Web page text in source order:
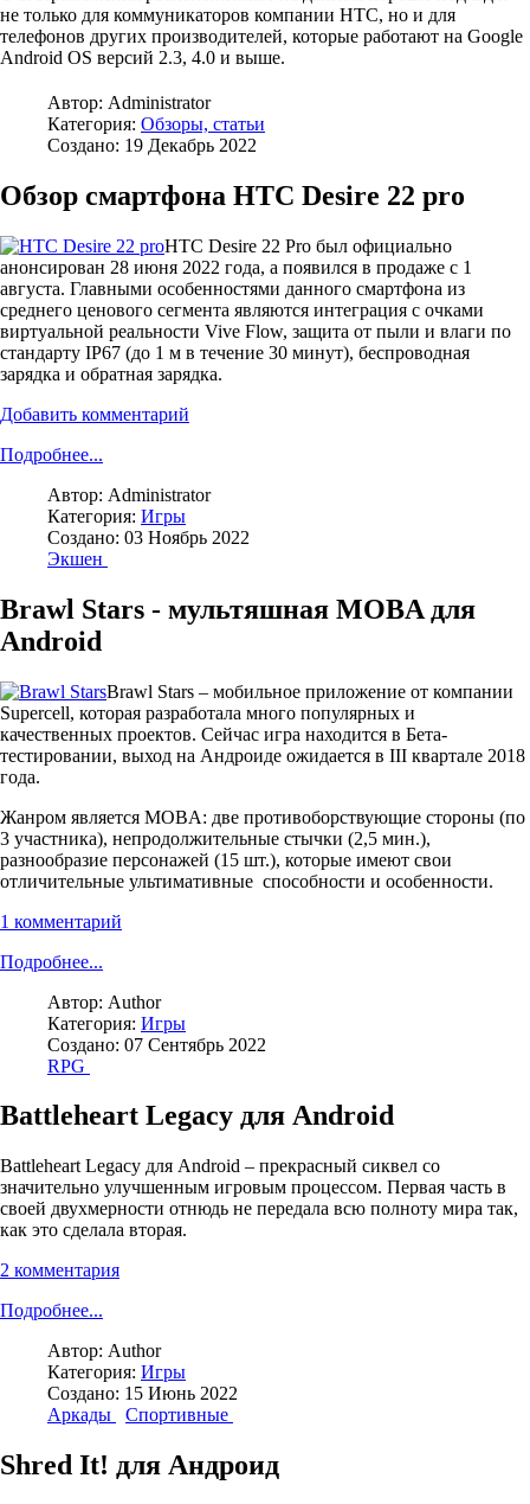
не только для коммуникаторов компании HTC, но и для
телефонов других производителей, которые работают на Google
Android OS версий 2.3, 4.0 и выше.
Автор: Administrator
Категория: Обзоры, статьи
Создано: 19 Декабрь 2022
Обзор смартфона HTC Desire 22 pro
HTC Desire 22 Pro был официально
анонсирован 28 июня 2022 года, а появился в продаже с 1
августа. Главными особенностями данного смартфона из
среднего ценового сегмента являются интеграция с очками
виртуальной реальности Vive Flow, защита от пыли и влаги по
стандарту IP67 (до 1 м в течение 30 минут), беспроводная
зарядка и обратная зарядка.
Добавить комментарий
Подробнее...
Автор: Administrator
Категория: Игры
Создано: 03 Ноябрь 2022
Экшен
Brawl Stars - мультяшная MOBA для
Android
Brawl Stars – мобильное приложение от компании
Supercell, которая разработала много популярных и
качественных проектов. Сейчас игра находится в Бета-
тестировании, выход на Андроиде ожидается в III квартале 2018
года.
Жанром является MOBA: две противоборствующие стороны (по
3 участника), непродолжительные стычки (2,5 мин.),
разнообразие персонажей (15 шт.), которые имеют свои
отличительные ультимативные способности и особенности.
1 комментарий
Подробнее...
Автор: Author
Категория: Игры
Создано: 07 Сентябрь 2022
RPG
Battleheart Legacy для Android
Battleheart Legacy для Android – прекрасный сиквел со
значительно улучшенным игровым процессом. Первая часть в
своей двухмерности отнюдь не передала всю полноту мира так,
как это сделала вторая.
2 комментария
Подробнее...
Автор: Author
Категория: Игры
Создано: 15 Июнь 2022
Аркады
Спортивные
Shred It! для Андроид